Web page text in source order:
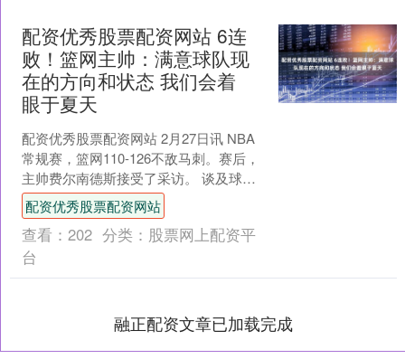
配资优秀股票配资网站 6连
败！篮网主帅：满意球队现
在的方向和状态 我们会着
眼于夏天
配资优秀股票配资网站 2月27日讯 NBA
常规赛，篮网110-126不敌马刺。赛后，
主帅费尔南德斯接受了采访。 谈及球队
战绩和更衣室状态，费尔南德斯表
示：“我们....
配资优秀股票配资网站
查看： 202 分类： 股票网上配资平
台
融正配资文章已加载完成